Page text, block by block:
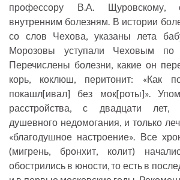
профессору В.А. Щуровскому,
внутренним болезням. В истории
со слов Чехова, указаны лета
Морозовы уступали Чеховым по
Перечислены болезни, какие он
корь, коклюш, перитонит: «Как
покашл[ивал] без мок[роты]».
расстройства, с двадцати
душевного недомогания, и только
«благодушное настроение». Все
(мигрень, бронхит, колит)
обострились в юности, то есть в